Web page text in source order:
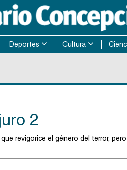
Deportes Cultura
2
revigorice el género del terror,